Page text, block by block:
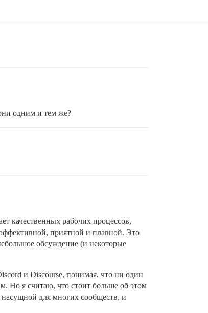
одним и тем же?
качественных рабочих процессов,
приятной и плавной. Это
обсуждение (и некоторые
и Discourse, понимая, что ни один
Но я считаю, что стоит больше об этом
для многих сообществ, и